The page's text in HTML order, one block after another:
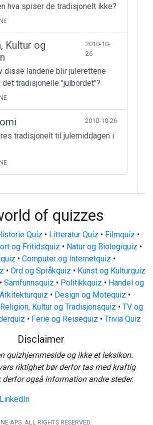
hva spiser de tradisjonelt ikke?
Kultur og
2010-10-
26
disse landene blir julerettene
det tradisjonelle "julbordet"?
2010-10-26
tradisjonelt til julemiddagen i
of quizzes
Quiz • Litteratur Quiz • Filmquiz •
og Fritidsquiz • Natur og Biologiquiz •
• Computer og Internetquiz •
• Ord og Språkquiz • Kunst og Kulturquiz
• Samfunnsquiz • Politikkquiz • Handel og
Arkitekturquiz • Design og Motequiz •
Religion, Kultur og Tradisjonsquiz • TV og
• Ferie og Reisequiz • Trivia Quiz
Disclaimer
quizhjemmeside og ikke et leksikon.
riktighet bør derfor tas med kraftig
derfor også information andre steder.
LinkedIn
APS. ALL RIGHTS RESERVED.